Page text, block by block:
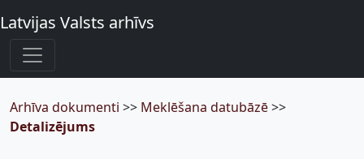
Latvijas Valsts arhīvs
Arhīva dokumenti >> Meklēšana datubāzē>>
Detalizējums